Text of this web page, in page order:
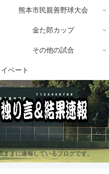
まに速報しているブログです。
熊本市民親善野球大会
金た郎カップ
その他の試合
ベート